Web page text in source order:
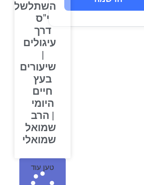
השתלשלות
י"ס
דרך
עיגולים
שיעורים
בעץ
חיים
היומי
| הרב
שמואל
שמואלי
טען עוד